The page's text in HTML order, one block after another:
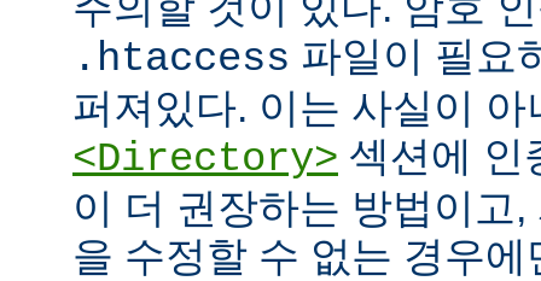
.htaccess 파일이 필요
퍼져있다. 이는 사실이
<Directory> 섹션에 인
이 더 권장하는 방법이고
을 수정할 수 없는 경우